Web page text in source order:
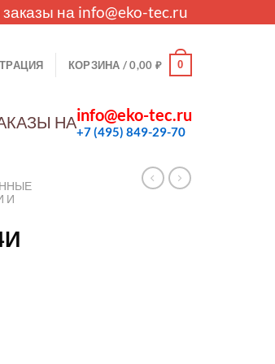
на info@eko-tec.ru
КОРЗИНА /0,00 ₽ 0
НАinfo@eko-tec.ru
+7 (495) 849-29-70
И